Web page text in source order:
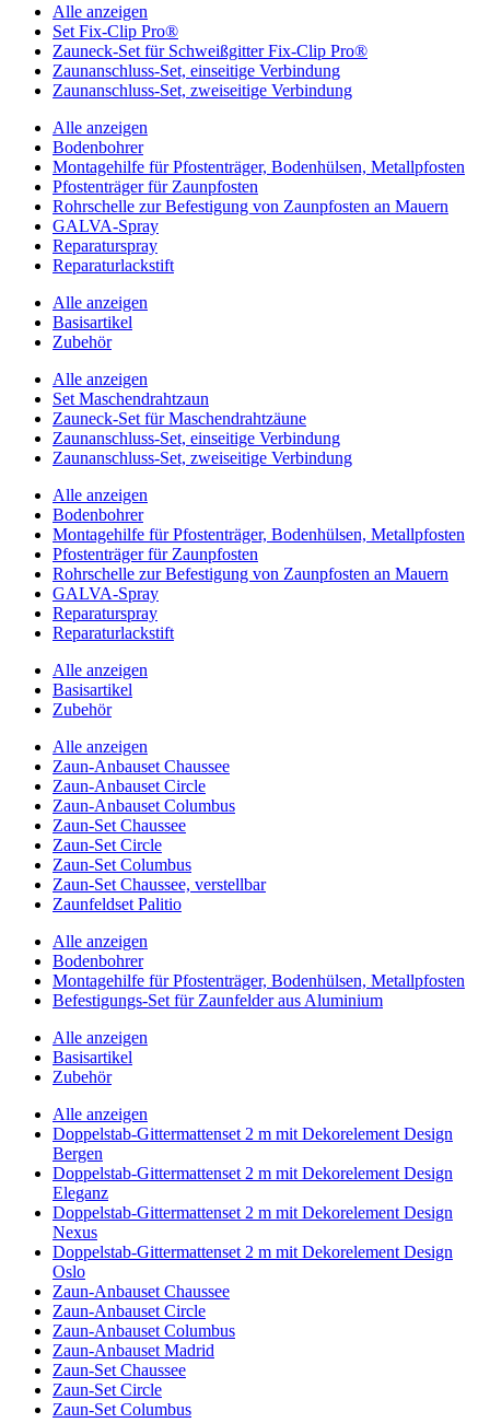
Alle anzeigen
Set Fix-Clip Pro®
Zauneck-Set für Schweißgitter Fix-Clip Pro®
Zaunanschluss-Set, einseitige Verbindung
Zaunanschluss-Set, zweiseitige Verbindung
Alle anzeigen
Bodenbohrer
Montagehilfe für Pfostenträger, Bodenhülsen, Metallpfosten
Pfostenträger für Zaunpfosten
Rohrschelle zur Befestigung von Zaunpfosten an Mauern
GALVA-Spray
Reparaturspray
Reparaturlackstift
Alle anzeigen
Basisartikel
Zubehör
Alle anzeigen
Set Maschendrahtzaun
Zauneck-Set für Maschendrahtzäune
Zaunanschluss-Set, einseitige Verbindung
Zaunanschluss-Set, zweiseitige Verbindung
Alle anzeigen
Bodenbohrer
Montagehilfe für Pfostenträger, Bodenhülsen, Metallpfosten
Pfostenträger für Zaunpfosten
Rohrschelle zur Befestigung von Zaunpfosten an Mauern
GALVA-Spray
Reparaturspray
Reparaturlackstift
Alle anzeigen
Basisartikel
Zubehör
Alle anzeigen
Zaun-Anbauset Chaussee
Zaun-Anbauset Circle
Zaun-Anbauset Columbus
Zaun-Set Chaussee
Zaun-Set Circle
Zaun-Set Columbus
Zaun-Set Chaussee, verstellbar
Zaunfeldset Palitio
Alle anzeigen
Bodenbohrer
Montagehilfe für Pfostenträger, Bodenhülsen, Metallpfosten
Befestigungs-Set für Zaunfelder aus Aluminium
Alle anzeigen
Basisartikel
Zubehör
Alle anzeigen
Doppelstab-Gittermattenset 2 m mit Dekorelement Design
Bergen
Doppelstab-Gittermattenset 2 m mit Dekorelement Design
Eleganz
Doppelstab-Gittermattenset 2 m mit Dekorelement Design
Nexus
Doppelstab-Gittermattenset 2 m mit Dekorelement Design
Oslo
Zaun-Anbauset Chaussee
Zaun-Anbauset Circle
Zaun-Anbauset Columbus
Zaun-Anbauset Madrid
Zaun-Set Chaussee
Zaun-Set Circle
Zaun-Set Columbus